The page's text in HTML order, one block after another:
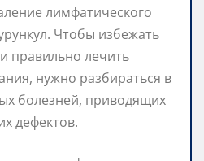
лимфатического
Чтобы избежать
правильно лечить
нужно разбираться в
болезней, приводящих
дефектов.